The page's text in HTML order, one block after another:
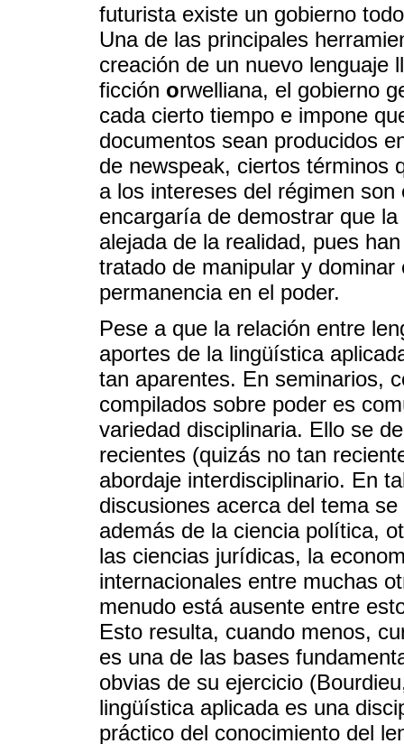
futurista existe un gobierno
Una de las principales
creación de un nuevo lenguaje
ficción orwelliana, el gobierno
cada cierto tiempo e impone
documentos sean producidos
de newspeak, ciertos términos
a los intereses del régimen
encargaría de demostrar que
alejada de la realidad, pues
tratado de manipular y
permanencia en el poder.
Pese a que la relación entre
aportes de la lingüística
tan aparentes. En seminarios,
compilados sobre poder es
variedad disciplinaria. Ello se
recientes (quizás no tan
abordaje interdisciplinario. En
discusiones acerca del tema
además de la ciencia política,
las ciencias jurídicas, la
internacionales entre muchas
menudo está ausente entre
Esto resulta, cuando menos,
es una de las bases
obvias de su ejercicio
lingüística aplicada es una
práctico del conocimiento del